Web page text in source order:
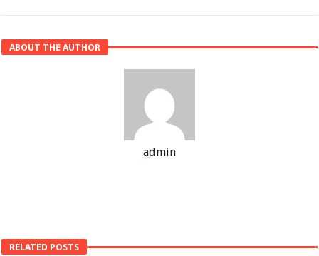
ABOUT THE AUTHOR
admin
RELATED POSTS